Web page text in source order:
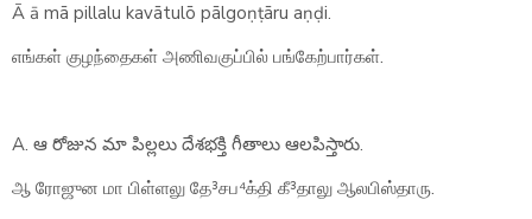
Ā ā mā pillalu kavātulō pālgoṇṭāru aṇḍi.
எங்கள் குழந்தைகள் அணிவகுப்பில் பங்கேற்பார்கள்.
A. ఆ రోజున మా పిల్లలు దేశభక్తి గీతాలు ఆలపిస్తారు.
ஆ ரோஜுன மா பிள்ளலு தே³சப⁴க்தி கீ³தாலு ஆலபிஸ்தாரு.